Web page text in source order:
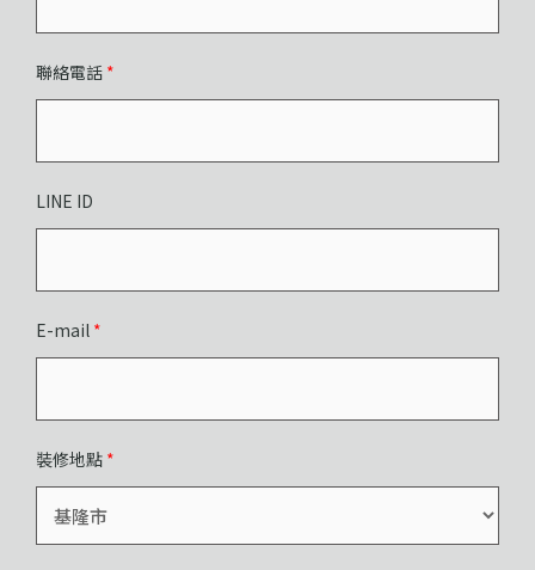
聯絡電話 *
LINE ID
E-mail *
裝修地點 *